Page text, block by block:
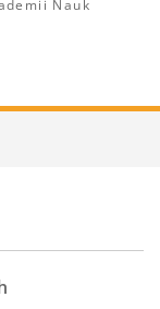
Nauk